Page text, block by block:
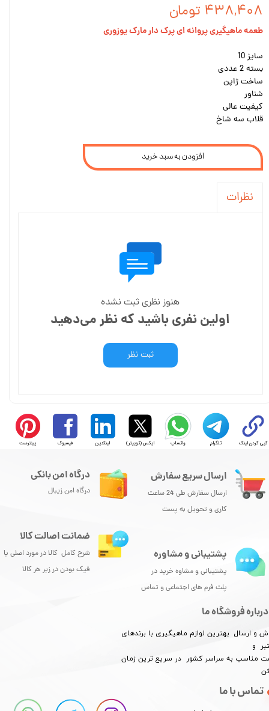
۴۳۸,۴۰۸ تومان
طعمه ماهیگیری پروانه ای پرک دار مارک یوزوری
سایز 10
بسته 2 عددی
ساخت ژاپن
شناور
کیفیت عالی
قلاب سه شاخ
افزودن به سبد خرید
نظرات
هنوز نظری ثبت نشده
اولین نفری باشید که نظر می‌دهید
ثبت نظر
کپی کردن لینک تلگرام واتساپ ایکس (توییتر) لینکدین فیسبوک پینترست
ارسال سریع سفارش
ارسال سفارش طی 24 ساعت
کاری و تحویل به پست
درباره فروشگاه ما
و ارسال بهترین لوازم ماهیگیری با برندهای
و
مناسب به سراسر کشور در سریع ترین زمان
تماس با ما
درگاه امن بانکی
درگاه امن زیبال
پشتیبانی و مشاوره
پشتیبانی و مشاوه خرید در
پلت فرم های اجتماعی و تماس
ضمانت اصالت کالا
شرح کامل کالا در مورد اصلی یا
فیک بودن در زیر هر کالا